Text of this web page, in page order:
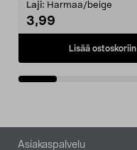
Laji: Harmaa/beige
3,99
Lisää ostoskoriin
Alatunniste
Asiakaspalvelu